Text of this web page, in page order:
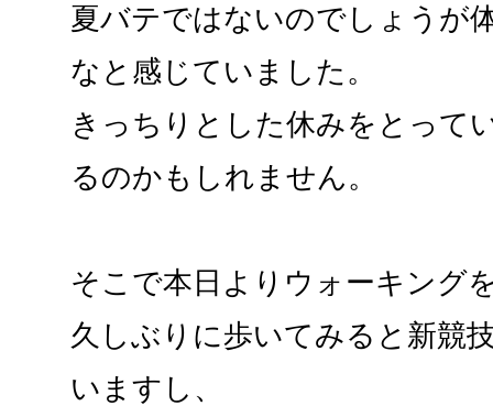
夏バテではないのでしょうが
なと感じていました。
きっちりとした休みをとって
るのかもしれません。
そこで本日よりウォーキング
久しぶりに歩いてみると新競
いますし、